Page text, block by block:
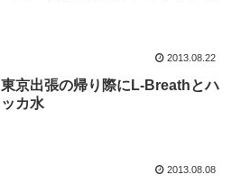
2013.08.22
東京出張の帰り際にL-Breathとハ
ッカ水
2013.08.08